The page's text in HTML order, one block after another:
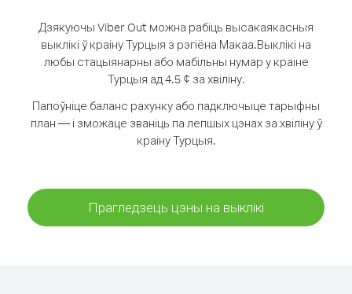
Дзякуючы Viber Out можна рабіць высакаякасныя
выклікі ў краіну Турцыя з рэгіёна Макаа.Выклікі на
любы стацыянарны або мабільны нумар у краіне
Турцыя ад 4.5 ¢ за хвіліну.
Папоўніце баланс рахунку або падключыце тарыфны
план — і зможаце званіць па лепшых цэнах за хвіліну ў
краіну Турцыя.
Прагледзець цэны на выклікі